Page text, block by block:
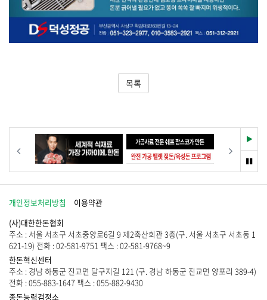
목록
재
생
멈
춤
개인정보처리방침
이용약관
(사)대한한돈협회
주소 : 서울 서초구 서초중앙로6길 9 제2축산회관 3층(구. 서울 서초구 서초동 1
621-19) 전화 : 02-581-9751 팩스 : 02-581-9768~9
한돈혁신센터
주소 : 경남 하동군 진교면 달구지길 121 (구. 경남 하동군 진교면 양포리 389-4)
전화 : 055-883-1647 팩스 : 055-882-9430
종돈능력검정소